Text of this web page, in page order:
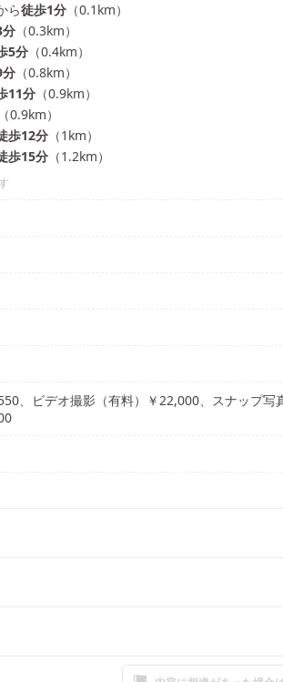
ら徒歩1分 （0.1 km）
分 （0.3km）
5分 （0.4km）
分 （0.8km）
11分 （0.9km）
（0.9km）
歩12分 （1 km）
歩15分 （1.2km）
、ビデオ撮影（有料）￥22,000、スナップ写